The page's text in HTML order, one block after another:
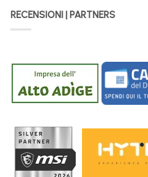
RECENSIONI | PARTNERS